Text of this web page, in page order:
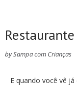
bySampa com Crianças
E quando você vê